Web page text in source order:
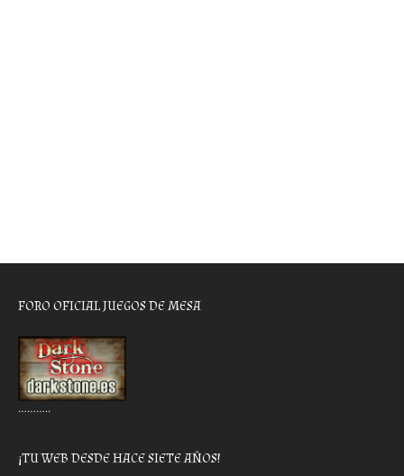
FORO OFICIAL JUEGOS DE MESA
………..
¡TU WEB DESDE HACE SIETE AÑOS!